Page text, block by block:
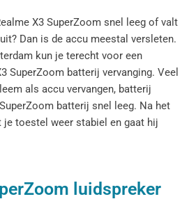
X3 SuperZoom snel leeg of valt
Dan is de accu meestal versleten.
kun je terecht voor een
SuperZoom batterij vervanging. Veel
als accu vervangen, batterij
batterij snel leeg. Na het
je toestel weer stabiel en gaat hij
luidspreker